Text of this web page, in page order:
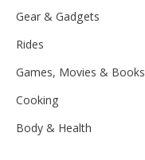
Gear & Gadgets
Rides
Games, Movies & Books
Cooking
Body & Health